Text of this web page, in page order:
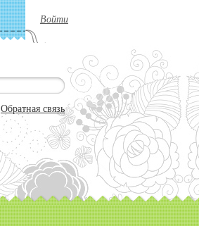
Войти
Обратная связь